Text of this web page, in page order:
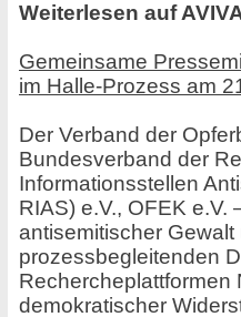
Weiterlesen auf
Gemeinsame
im Halle-Prozess am
Der Verband der
Bundesverband der
Informationsstellen
RIAS) e.V., OFEK e.V.
antisemitischer
prozessbegleitenden
Rechercheplattformen
demokratischer